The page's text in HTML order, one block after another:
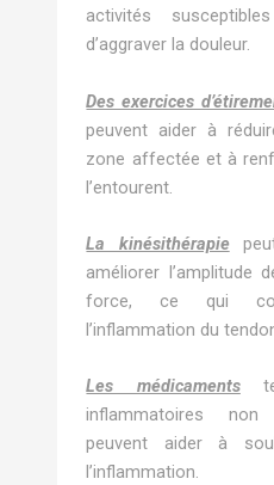
activités
d’aggraver la douleur.
Des exercices
peuvent aider à
zone affectée et à
l’entourent.
La kinésithérapie
améliorer l’amplitude
force, ce qui
l’inflammation du
Les médicaments
inflammatoires
peuvent aider à
l’inflammation.